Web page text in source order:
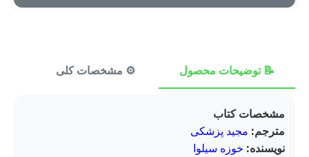
📝 توضیحات محصول ⚙️ مشخصات کلی
مشخصات کتاب
مترجم: مجید پزشکی
نویسنده: خوزه سیلوا